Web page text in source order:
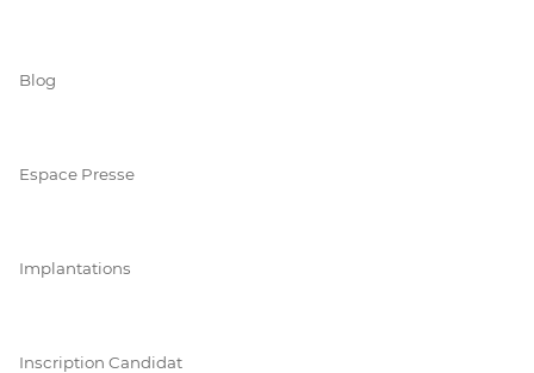
Blog
Espace Presse
Implantations
Inscription Candidat